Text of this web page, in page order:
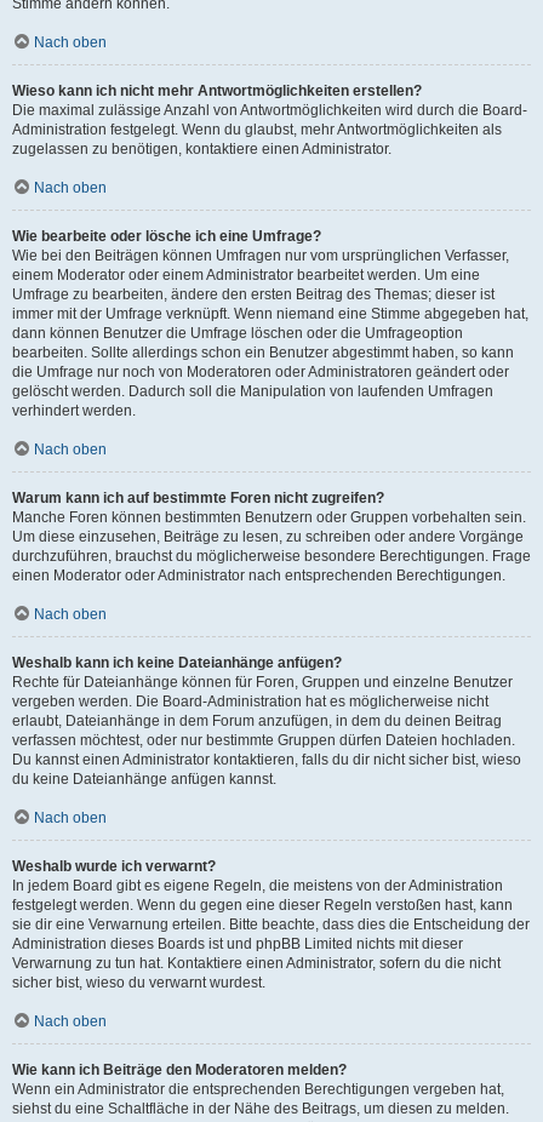
Stimme ändern können.
Nach oben
Wieso kann ich nicht mehr Antwortmöglichkeiten erstellen?
Die maximal zulässige Anzahl von Antwortmöglichkeiten wird durch die Board-
Administration festgelegt. Wenn du glaubst, mehr Antwortmöglichkeiten als
zugelassen zu benötigen, kontaktiere einen Administrator.
Nach oben
Wie bearbeite oder lösche ich eine Umfrage?
Wie bei den Beiträgen können Umfragen nur vom ursprünglichen Verfasser,
einem Moderator oder einem Administrator bearbeitet werden. Um eine
Umfrage zu bearbeiten, ändere den ersten Beitrag des Themas; dieser ist
immer mit der Umfrage verknüpft. Wenn niemand eine Stimme abgegeben hat,
dann können Benutzer die Umfrage löschen oder die Umfrageoption
bearbeiten. Sollte allerdings schon ein Benutzer abgestimmt haben, so kann
die Umfrage nur noch von Moderatoren oder Administratoren geändert oder
gelöscht werden. Dadurch soll die Manipulation von laufenden Umfragen
verhindert werden.
Nach oben
Warum kann ich auf bestimmte Foren nicht zugreifen?
Manche Foren können bestimmten Benutzern oder Gruppen vorbehalten sein.
Um diese einzusehen, Beiträge zu lesen, zu schreiben oder andere Vorgänge
durchzuführen, brauchst du möglicherweise besondere Berechtigungen. Frage
einen Moderator oder Administrator nach entsprechenden Berechtigungen.
Nach oben
Weshalb kann ich keine Dateianhänge anfügen?
Rechte für Dateianhänge können für Foren, Gruppen und einzelne Benutzer
vergeben werden. Die Board-Administration hat es möglicherweise nicht
erlaubt, Dateianhänge in dem Forum anzufügen, in dem du deinen Beitrag
verfassen möchtest, oder nur bestimmte Gruppen dürfen Dateien hochladen.
Du kannst einen Administrator kontaktieren, falls du dir nicht sicher bist, wieso
du keine Dateianhänge anfügen kannst.
Nach oben
Weshalb wurde ich verwarnt?
In jedem Board gibt es eigene Regeln, die meistens von der Administration
festgelegt werden. Wenn du gegen eine dieser Regeln verstoßen hast, kann
sie dir eine Verwarnung erteilen. Bitte beachte, dass dies die Entscheidung der
Administration dieses Boards ist und phpBB Limited nichts mit dieser
Verwarnung zu tun hat. Kontaktiere einen Administrator, sofern du die nicht
sicher bist, wieso du verwarnt wurdest.
Nach oben
Wie kann ich Beiträge den Moderatoren melden?
Wenn ein Administrator die entsprechenden Berechtigungen vergeben hat,
siehst du eine Schaltfläche in der Nähe des Beitrags, um diesen zu melden.